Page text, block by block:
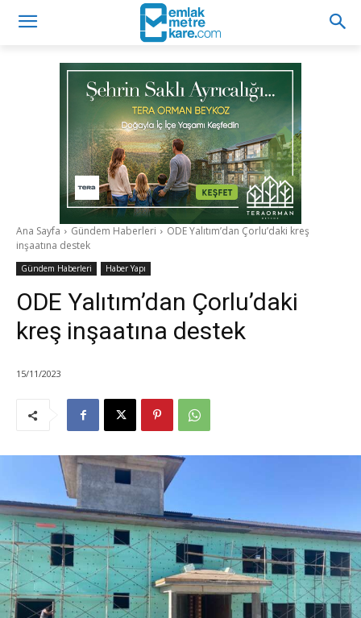
Ana Sayfa Gündem Haberleri
ODE Yalıtım’dan Çorlu’daki kreş
inşaatına destek
Gündem Haberleri Haber Yapı
ODE Yalıtım’dan Çorlu’daki
kreş inşaatına destek
15/11/2023